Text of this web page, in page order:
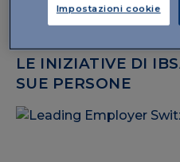
processo di recruiting
LE INIZIATIVE DI
SUE PERSONE
Impostazioni cookie